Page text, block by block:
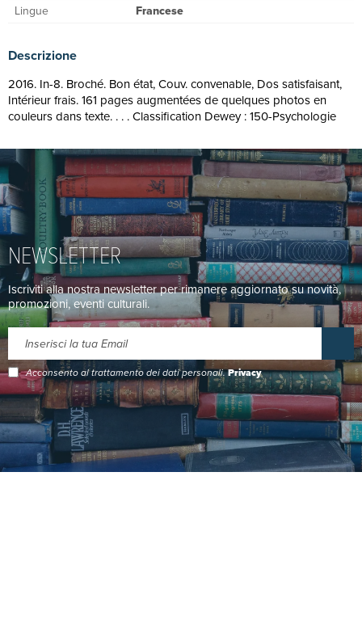
Lingue
Francese
Descrizione
2016. In-8. Broché. Bon état, Couv. convenable, Dos satisfaisant,
Intérieur frais. 161 pages augmentées de quelques photos en
couleurs dans texte. . . . Classification Dewey : 150-Psychologie
NEWSLETTER
Iscriviti alla nostra newsletter per rimanere aggiornato su novità,
promozioni, eventi culturali.
Acconsento al trattamento dei dati personali.Privacy